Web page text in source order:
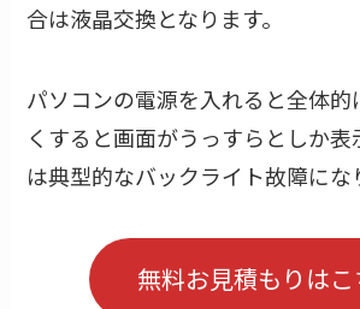
合は液晶交換となります。
パソコンの電源を入れると全体的
くすると画面がうっすらとしか
は典型的なバックライト故障にな
無料お見積もりはこ